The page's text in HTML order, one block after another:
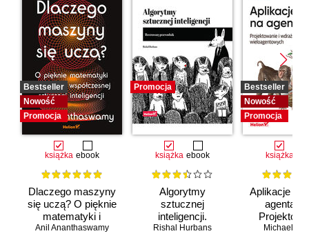
Bestseller
Nowość
Promocja
książka ebook
Dlaczego maszyny
się uczą? O pięknie
matematyki i
działaniu
Anil Ananthaswamy
Promocja
książka ebook
Algorytmy
sztucznej
inteligencji.
Ilustrowany
Rishal Hurbans
Bestseller
Nowość
Promocja
książka
Aplikacje
agentach
Michael